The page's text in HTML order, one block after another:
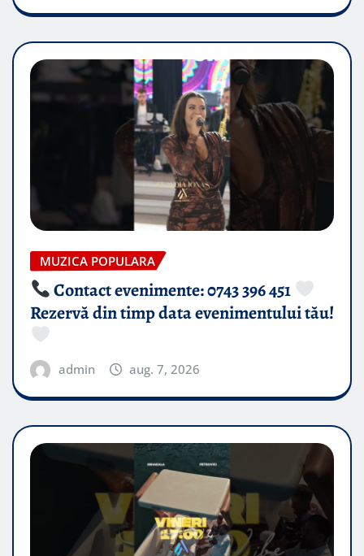
MUZICA POPULARA
Contact evenimente: 0743 396 451
Rezervă din timp data evenimentului tău!
admin aug. 7, 2026